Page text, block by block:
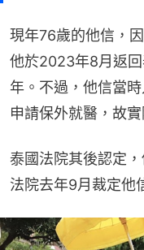
現年76歲的他信，
他於2023年8月返
年。不過，他信當
申請保外就醫，故
泰國法院其後認定
法院去年9月裁定他